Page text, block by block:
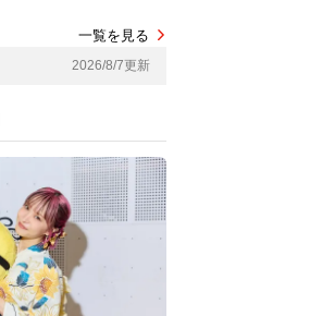
一覧を見る
2026/8/7更新